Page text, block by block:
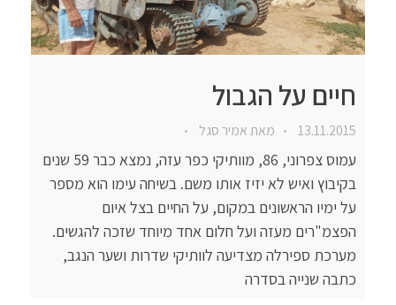
חיים על הגבול
13.11.2015 מאתאמיר סגל
עמוס צפרוני, 86, מוותיקי כפר עזה, נמצא כבר 59 שנים
בקיבוץ ואיש לא יזיז אותו משם. בשיחה עימו הוא מספר
על ימיו הראשונים במקום, על החיים בצל איום
הפצמ"רים מעזה ועל חלום אחד מיוחד שזכה להגשים.
מערכת ספירלה מצדיעה לוותיקי שדרות ושער הנגב,
כתבה שנייה בסדרה